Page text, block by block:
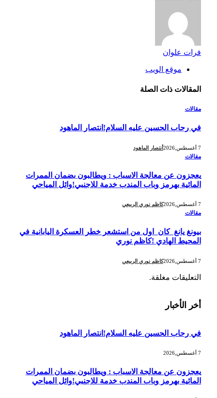
فرات علوان
موقع الويب
المقالاتذات الصلة
مقالات
في رحاب الحسين عليه السلام!انتصار الماهود
أنتصار الماهود
مقالات
يعجزون عن معالجة الاسباب : ويطالبون بضمان الممرات
المائية بهرمز وباب المندب خدمة للاجنبي!وائل المياحي
كاظم نوري الربيعي
مقالات
بيونغ يانغ كان اول من استشعر خطر العسكرة اليابانية في
المحيط الهادي !كاظم نوري
كاظم نوري الربيعي
التعليقات مغلقة.
أخر الأخبار
في رحاب الحسين عليه السلام!انتصار الماهود
يعجزون عن معالجة الاسباب : ويطالبون بضمان الممرات
المائية بهرمز وباب المندب خدمة للاجنبي!وائل المياحي